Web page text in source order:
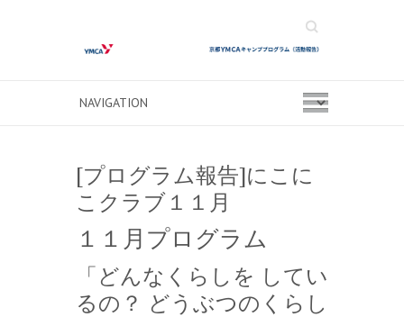
Search
[プログラム報告]にこに
こクラブ１１月
１１月プログラム
「どんなくらしを してい
るの？ どうぶつのくらし